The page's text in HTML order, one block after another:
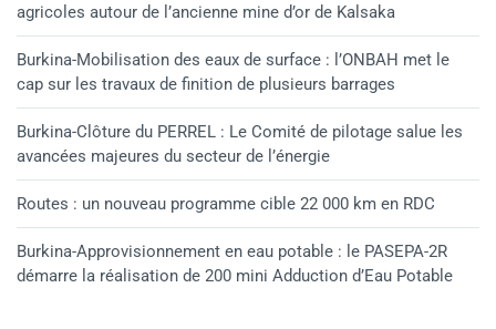
agricoles autour de l’ancienne mine d’or de Kalsaka
Burkina-Mobilisation des eaux de surface : l’ONBAH met le
cap sur les travaux de finition de plusieurs barrages
Burkina-Clôture du PERREL : Le Comité de pilotage salue les
avancées majeures du secteur de l’énergie
Routes : un nouveau programme cible 22 000 km en RDC
Burkina-Approvisionnement en eau potable : le PASEPA-2R
démarre la réalisation de 200 mini Adduction d’Eau Potable